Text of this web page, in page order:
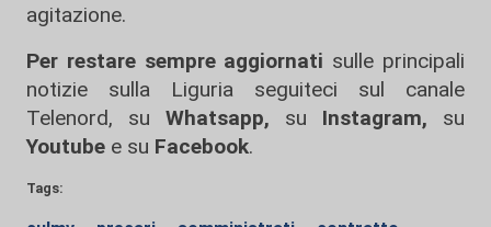
agitazione.
Per restare sempre aggiornati sulle principali
notizie sulla Liguria seguiteci sul canale
Telenord, su
Whatsapp, su Instagram, su
Youtube e su Facebook.
Tags: